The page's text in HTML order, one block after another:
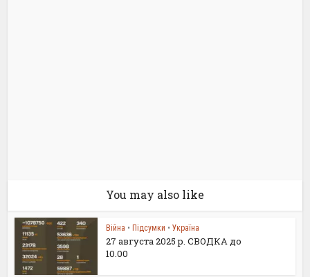
You may also like
Війна • Підсумки • Україна
27 августа 2025 р. СВОДКА до
10.00